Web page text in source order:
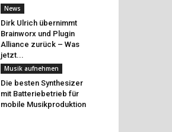
News
Dirk Ulrich übernimmt
Brainworx und Plugin
Alliance zurück – Was
jetzt...
Musik aufnehmen
Die besten Synthesizer
mit Batteriebetrieb für
mobile Musikproduktion